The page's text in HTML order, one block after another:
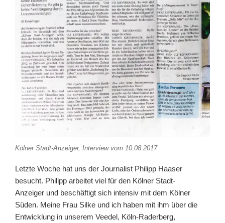
Kölner Stadt-Anzeiger, Interview vom 10.08.2017
Letzte Woche hat uns der Journalist Philipp Haaser
besucht. Philipp arbeitet viel für den Kölner Stadt-
Anzeiger und beschäftigt sich intensiv mit dem Kölner
Süden. Meine Frau Silke und ich haben mit ihm über die
Entwicklung in unserem Veedel, Köln-Raderberg,